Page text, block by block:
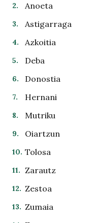
Anoeta
Astigarraga
Azkoitia
Deba
Donostia
Hernani
Mutriku
Oiartzun
Tolosa
Zarautz
Zestoa
Zumaia